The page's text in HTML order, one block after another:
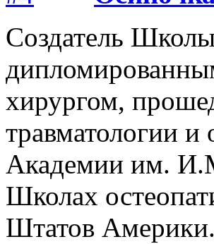
Создатель
хирургом,
травматологии
Академии им.
Школах
Штатов Америки.